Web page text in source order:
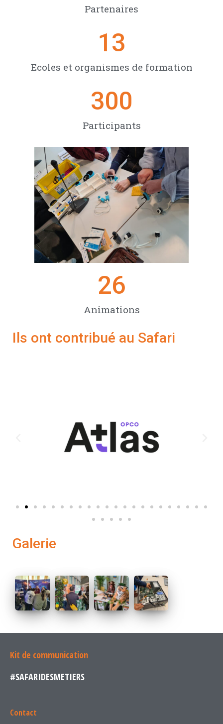
Partenaires
13
Ecoles et organismes de formation
300
Participants
26
Animations
Ils ont contribué au Safari
Galerie
Kit de communication
#SAFARIDESMETIERS
Contact